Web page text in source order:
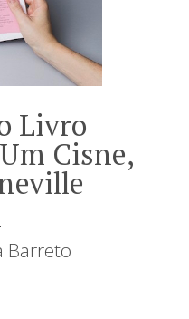
Livro
Cisne,
Barreto